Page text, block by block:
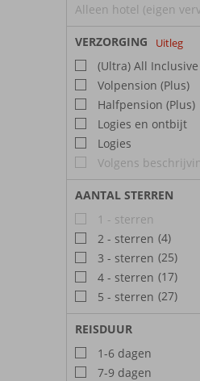
Alleen hotel (eigen
VERZORGING Uitleg
(Ultra) All Inclusive
Volpension (Plus)
Halfpension (Plus)
Logies en ontbijt
Logies
Volgens
AANTAL STERREN
1 - sterren
2 - sterren (4)
3 - sterren (25)
4 - sterren (17)
5 - sterren (27)
REISDUUR
1-6 dagen
7-9 dagen